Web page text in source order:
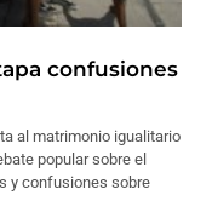
confusiones
al matrimonio igualitario
popular sobre el
y confusiones sobre